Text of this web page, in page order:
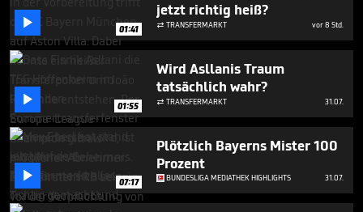
 01:41
jetzt richtig heiß?
 TRANSFERMARKT vor 8 Std.
 01:55
Wird Asllanis Traum
tatsächlich wahr?
 TRANSFERMARKT 31.07.
 07:17
Plötzlich Bayerns Mister 100
Prozent
BUNDESLIGA MEDIATHEK HIGHLIGHTS 31.07.